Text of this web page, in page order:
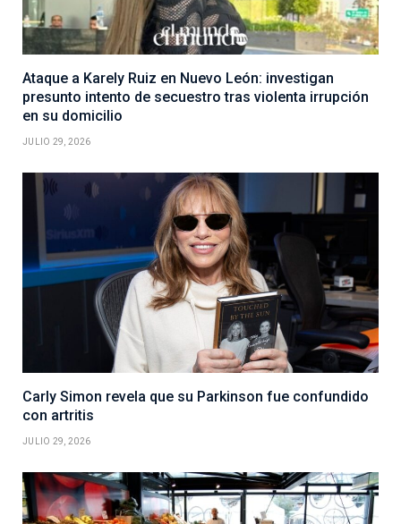
Ataque a Karely Ruiz en Nuevo León: investigan
presunto intento de secuestro tras violenta irrupción
en su domicilio
JULIO 29, 2026
Carly Simon revela que su Parkinson fue confundido
con artritis
JULIO 29, 2026